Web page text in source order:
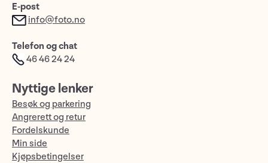
E-post
info@foto.no
Telefon og chat
46 46 24 24
Nyttige lenker
Besøk og parkering
Angrerett og retur
Fordelskunde
Min side
Kjøpsbetingelser